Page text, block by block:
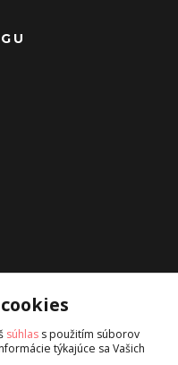
súhlas s použitím súborov
týkajúce sa Vašich